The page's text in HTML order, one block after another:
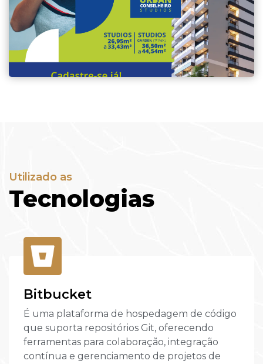
Utilizado as
Tecnologias
Bitbucket
É uma plataforma de hospedagem de código
que suporta repositórios Git, oferecendo
ferramentas para colaboração, integração
contínua e gerenciamento de projetos de